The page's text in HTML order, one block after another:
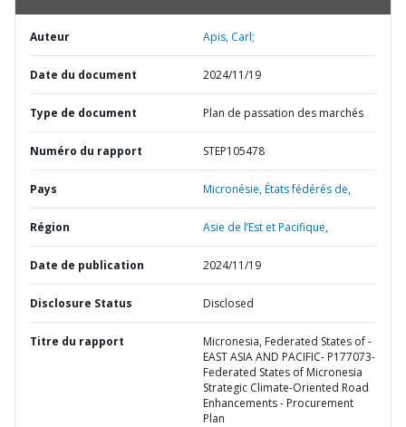
Auteur Apis, Carl;
Date du document 2024/11/19
Type de document Plan de passation des marchés
Numéro du rapport STEP105478
Pays Micronésie,États fédérés de,
Région Asie de l’Est et Pacifique,
Date de publication 2024/11/19
Disclosure Status Disclosed
Titre du rapport
Micronesia, Federated States of -
EAST ASIA AND PACIFIC- P177073-
Federated States of Micronesia
Strategic Climate-Oriented Road
Enhancements - Procurement
Plan